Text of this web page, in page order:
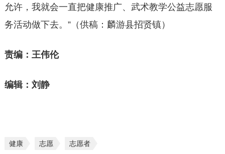
允许，我就会一直把健康推广、武术教学公益志愿服
务活动做下去。”（供稿：麟游县招贤镇）
责编：王伟伦
编辑：刘静
健康 志愿 志愿者